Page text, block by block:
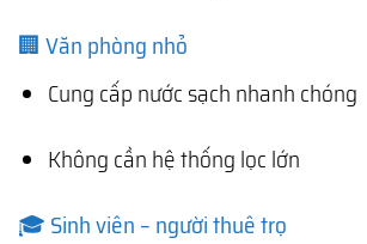
🏢 Văn phòng nhỏ
Cung cấp nước sạch nhanh chóng
Không cần hệ thống lọc lớn
🎓 Sinh viên – người thuê trọ